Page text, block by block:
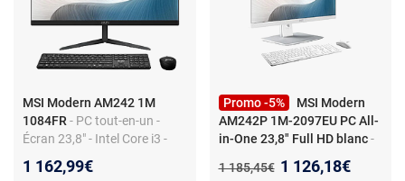
MSI Modern AM242 1M
1084FR - PC tout-en-un -
Écran 23,8" - Intel Core i3 -
Windows 10
1 162,99€
Promo -5%
MSI Modern
AM242P 1M-2097EU PC All-
in-One 23,8" Full HD blanc -
2097EU PC All-in-One 23,8"
Ancien prix :
1 185,45€ Nouveau prix :
1 126,18€